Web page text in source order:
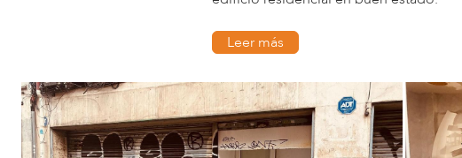
supermercados y comercios de
Si puede estar interesado en este
con el Dpto. de Locales de Fincas
Nuestros consultores encontrarán el
Ref. 002.12827
Leer más